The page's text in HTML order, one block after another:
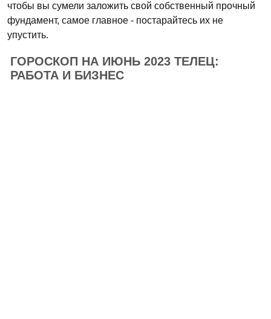
чтобы вы сумели заложить свой собственный прочный
фундамент, самое главное - постарайтесь их не
упустить.
ГОРОСКОП НА ИЮНЬ 2023 ТЕЛЕЦ:
РАБОТА И БИЗНЕС